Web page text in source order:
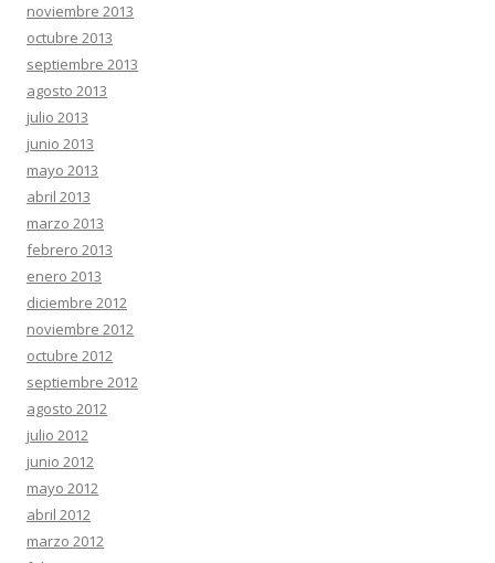
noviembre 2013
octubre 2013
septiembre 2013
agosto 2013
julio 2013
junio 2013
mayo 2013
abril 2013
marzo 2013
febrero 2013
enero 2013
diciembre 2012
noviembre 2012
octubre 2012
septiembre 2012
agosto 2012
julio 2012
junio 2012
mayo 2012
abril 2012
marzo 2012